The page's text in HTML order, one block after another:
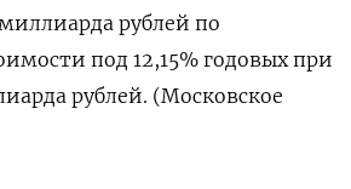
рублей по
под 12,15% годовых при
рублей. (Московское